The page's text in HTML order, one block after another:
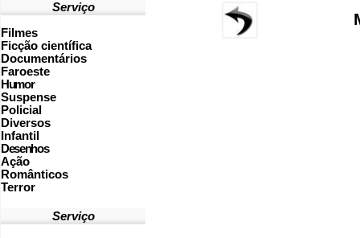
Serviço
Filmes
Ficção científica
Documentários
Faroeste
Humor
Suspense
Policial
Diversos
Infantil
Desenhos
Ação
Românticos
Terror
Serviço